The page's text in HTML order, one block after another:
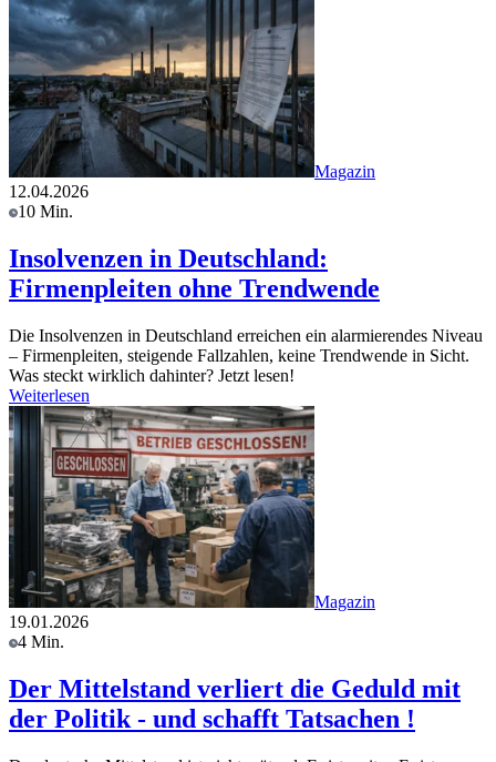
Magazin
12.04.2026
10 Min.
Insolvenzen in Deutschland:
Firmenpleiten ohne Trendwende
Die Insolvenzen in Deutschland erreichen ein alarmierendes Niveau
– Firmenpleiten, steigende Fallzahlen, keine Trendwende in Sicht.
Was steckt wirklich dahinter? Jetzt lesen!
Weiterlesen
Magazin
19.01.2026
4 Min.
Der Mittelstand verliert die Geduld mit
der Politik - und schafft Tatsachen !